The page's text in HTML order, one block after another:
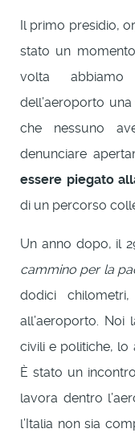
Il primo presidio,
stato un
volta
dell’aeroporto
che nessuno
denunciare
essere piegato
di un percorso
Un anno dopo, il
cammino per la
dodici
all’aeroporto. Noi
civili e politiche, lo
È stato un
lavora dentro
l’Italia non sia